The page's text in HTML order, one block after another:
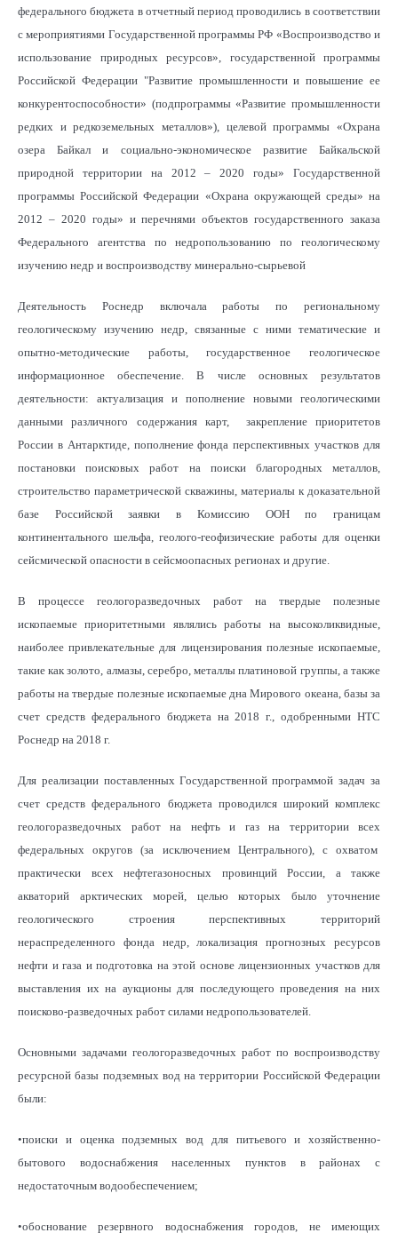
федерального бюджета в отчетный период проводились в соответствии
с мероприятиями Государственной программы РФ «Воспроизводство и
использование природных ресурсов», государственной программы
Российской Федерации "Развитие промышленности и повышение ее
конкурентоспособности» (подпрограммы «Развитие промышленности
редких и редкоземельных металлов»), целевой программы «Охрана
озера Байкал и социально-экономическое развитие Байкальской
природной территории на 2012 – 2020 годы» Государственной
программы Российской Федерации «Охрана окружающей среды» на
2012 – 2020 годы» и перечнями объектов государственного заказа
Федерального агентства по недропользованию по геологическому
изучению недр и воспроизводству минерально-сырьевой
Деятельность Роснедр включала работы по региональному
геологическому изучению недр, связанные с ними тематические и
опытно-методические работы, государственное геологическое
информационное обеспечение. В числе основных результатов
деятельности: актуализация и пополнение новыми геологическими
данными различного содержания карт, закрепление приоритетов
России в Антарктиде, пополнение фонда перспективных участков для
постановки поисковых работ на поиски благородных металлов,
строительство параметрической скважины, материалы к доказательной
базе Российской заявки в Комиссию ООН по границам
континентального шельфа, геолого-геофизические работы для оценки
сейсмической опасности в сейсмоопасных регионах и другие.
В процессе геологоразведочных работ на твердые полезные
ископаемые приоритетными являлись работы на высоколиквидные,
наиболее привлекательные для лицензирования полезные ископаемые,
такие как золото, алмазы, серебро, металлы платиновой группы, а также
работы на твердые полезные ископаемые дна Мирового океана, базы за
счет средств федерального бюджета на 2018 г., одобренными НТС
Роснедр на 2018 г.
Для реализации поставленных Государственной программой задач за
счет средств федерального бюджета проводился широкий комплекс
геологоразведочных работ на нефть и газ на территории всех
федеральных округов (за исключением Центрального), с охватом
практически всех нефтегазоносных провинций России, а также
акваторий арктических морей, целью которых было уточнение
геологического строения перспективных территорий
нераспределенного фонда недр, локализация прогнозных ресурсов
нефти и газа и подготовка на этой основе лицензионных участков для
выставления их на аукционы для последующего проведения на них
поисково-разведочных работ силами недропользователей.
Основными задачами геологоразведочных работ по воспроизводству
ресурсной базы подземных вод на территории Российской Федерации
были:
•поиски и оценка подземных вод для питьевого и хозяйственно-
бытового водоснабжения населенных пунктов в районах с
недостаточным водообеспечением;
•обоснование резервного водоснабжения городов, не имеющих